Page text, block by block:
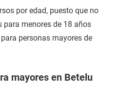
por edad, puesto que no
menores de 18 años
personas mayores de
mayores en Betelu